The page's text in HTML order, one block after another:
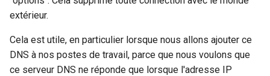
extérieur.
Cela est utile, en particulier lorsque nous allons ajouter ce
DNS à nos postes de travail, parce que nous voulons que
ce serveur DNS ne réponde que lorsque l'adresse IP